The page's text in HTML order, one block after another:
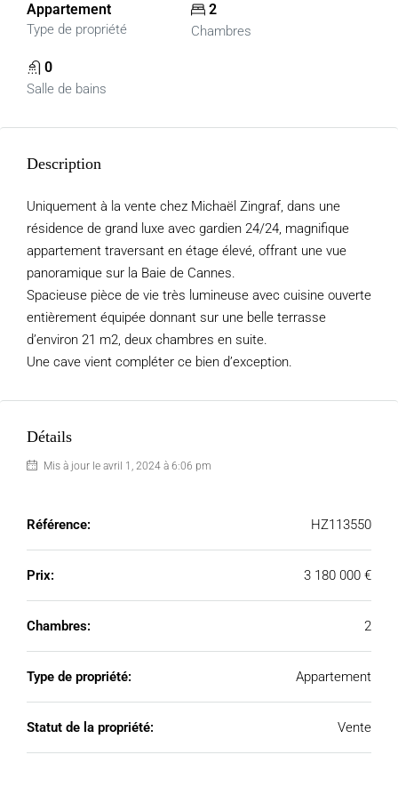
Appartement
Type de propriété
2
Chambres
0
Salle de bains
Description
Uniquement à la vente chez Michaël Zingraf, dans une
résidence de grand luxe avec gardien 24/24, magnifique
appartement traversant en étage élevé, offrant une vue
panoramique sur la Baie de Cannes.
Spacieuse pièce de vie très lumineuse avec cuisine ouverte
entièrement équipée donnant sur une belle terrasse
d’environ 21 m2, deux chambres en suite.
Une cave vient compléter ce bien d’exception.
Détails
Mis à jour le avril 1, 2024 à 6:06 pm
Référence: HZ113550
Prix: 3 180 000 €
Chambres: 2
Type de propriété: Appartement
Statut de la propriété: Vente